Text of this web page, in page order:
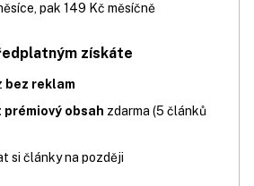
pak 149 Kč měsíčně
získáte
bez reklam
obsah zdarma (5 článků
si články na později